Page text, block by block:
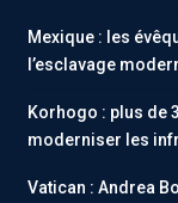
Mexique : les
l’esclavage
Korhogo : plus de
moderniser les
Vatican : Andrea